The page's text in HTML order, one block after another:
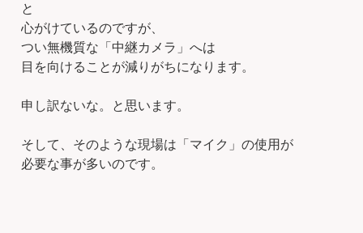
と
心がけているのですが、
つい無機質な「中継カメラ」へは
目を向けることが減りがちになります。
申し訳ないな。と思います。
そして、そのような現場は「マイク」の使用が
必要な事が多いのです。